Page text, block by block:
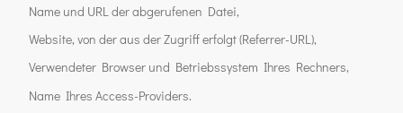
Name und URL der abgerufenen Datei,
Website, von der aus der Zugriff erfolgt (Referrer-URL),
Verwendeter Browser und Betriebssystem Ihres Rechners,
Name Ihres Access-Providers.